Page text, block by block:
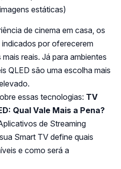
imagens estáticas)
de cinema em casa, os
por oferecerem
reais. Já para ambientes
QLED são uma escolha mais
essas tecnologias: TV
Qual Vale Mais a Pena?
de Streaming
Smart TV define quais
e como será a